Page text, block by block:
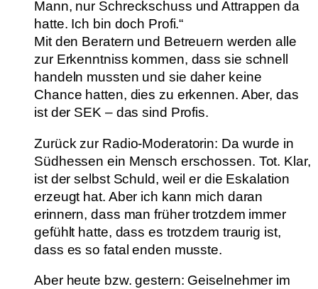
Mann, nur Schreckschuss und Attrappen da
hatte. Ich bin doch Profi.“
Mit den Beratern und Betreuern werden alle
zur Erkenntniss kommen, dass sie schnell
handeln mussten und sie daher keine
Chance hatten, dies zu erkennen. Aber, das
ist der SEK – das sind Profis.
Zurück zur Radio-Moderatorin: Da wurde in
Südhessen ein Mensch erschossen. Tot. Klar,
ist der selbst Schuld, weil er die Eskalation
erzeugt hat. Aber ich kann mich daran
erinnern, dass man früher trotzdem immer
gefühlt hatte, dass es trotzdem traurig ist,
dass es so fatal enden musste.
Aber heute bzw. gestern: Geiselnehmer im